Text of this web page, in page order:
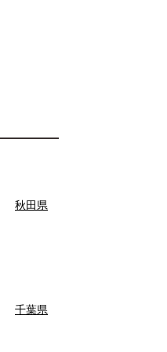
秋田県
千葉県